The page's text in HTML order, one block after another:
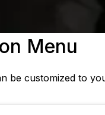
Menu
be customized to